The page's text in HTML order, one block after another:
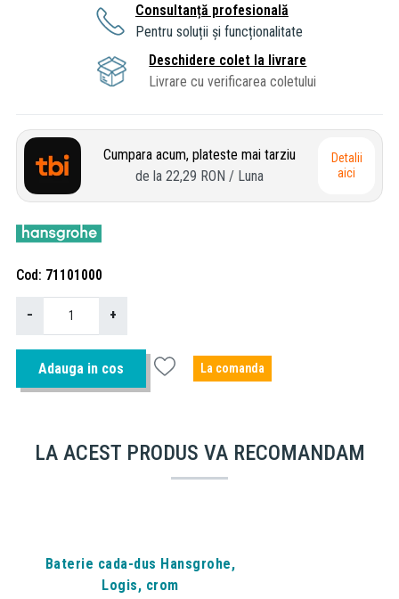
Consultanță profesională
Pentru soluții și funcționalitate
Deschidere colet la livrare
Livrare cu verificarea coletului
Cumpara acum, plateste mai tarziu
de la 22,29 RON / Luna
Detalii
aici
Cod 71101000
− +
Adauga in cos La comanda
LA ACEST PRODUS VA RECOMANDAM
Baterie cada-dus Hansgrohe,
Logis, crom